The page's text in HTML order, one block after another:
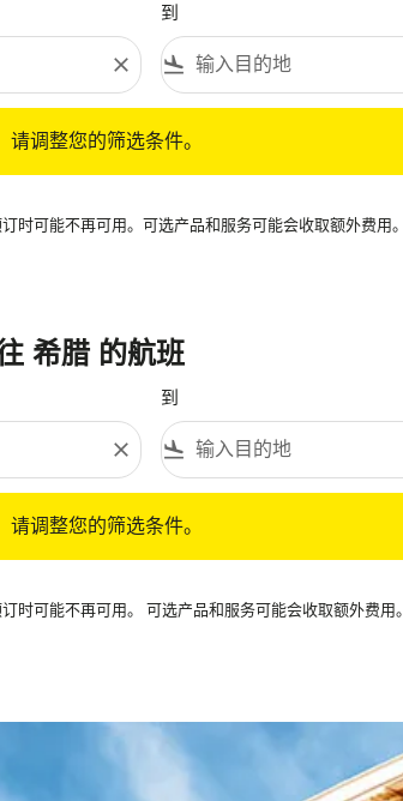
close
到
flight_land
调整您的筛选条件。
时可能不再可用。可选产品和服务可能会收取额外费用。
希腊 的航班
close
到
flight_land
调整您的筛选条件。
时可能不再可用。 可选产品和服务可能会收取额外费用。